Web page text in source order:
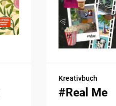
Kreativbuch
#Real Me